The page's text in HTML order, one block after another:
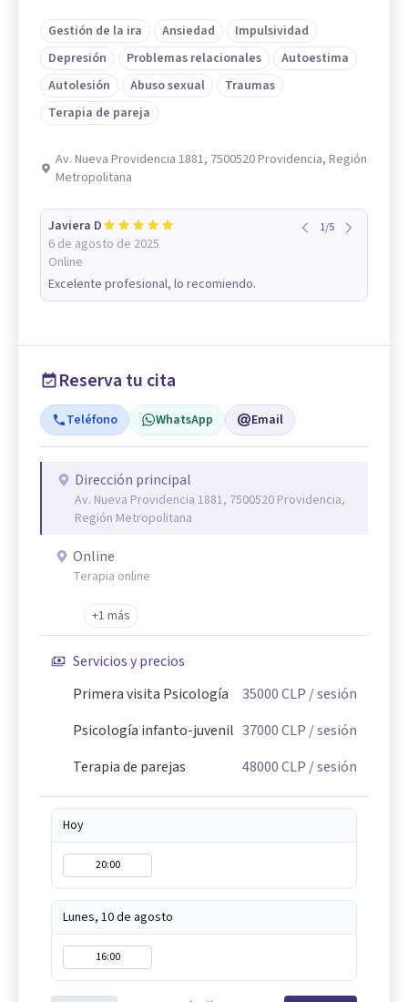
Gestión de la ira Ansiedad
Impulsividad
Depresión
Problemas relacionales
Autoestima
Autolesión
Abuso sexual
Traumas
Terapia de pareja
Av. Nueva Providencia 1881, 7500520 Providencia, Región
Metropolitana
Javiera D
6 de agosto de 2025
Online
1/5
Excelente profesional, lo recomiendo.
Reserva tu cita
Teléfono WhatsApp Email
Dirección principal
Av. Nueva Providencia 1881, 7500520 Providencia,
Región Metropolitana
Online
Terapia online
+1 más
Servicios y precios
Primera visita Psicología
35000CLP / sesión
Psicología infanto-juvenil 37000CLP / sesión
Terapia de parejas
48000CLP / sesión
Hoy
20:00
Lunes, 10 de agosto
16:00